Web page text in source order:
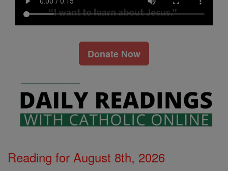
Donate Now
Reading for August 8th, 2026